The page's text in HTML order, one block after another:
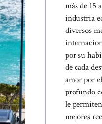
más de 15
industria
diversos
por su
de cada
amor por
profundo
le
mejores